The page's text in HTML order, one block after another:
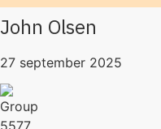
John Olsen
27 september 2025